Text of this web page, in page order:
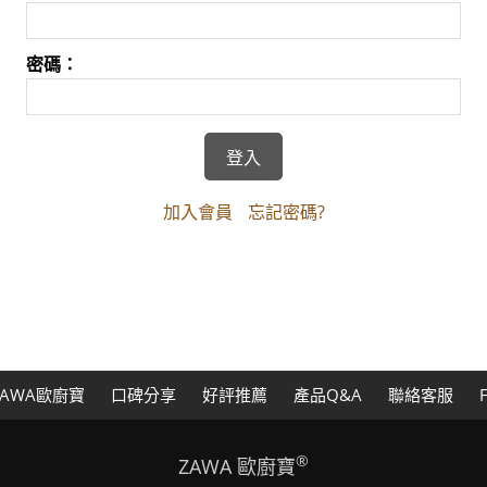
密碼：
加入會員 忘記密碼?
歐廚寶 口碑分享 好評推薦 產品Q&A 聯絡客服
ZAWA 歐廚寶®